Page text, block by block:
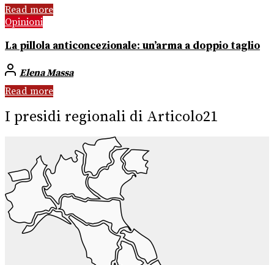
Read more
Opinioni
La pillola anticoncezionale: un’arma a doppio taglio
Elena Massa
Read more
I presidi regionali di Articolo21